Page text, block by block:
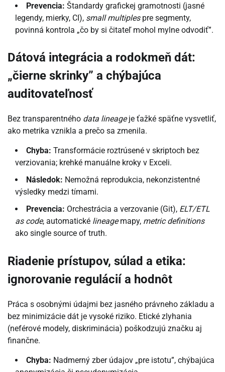
Prevencia: Štandardy grafickej gramotnosti (jasné
legendy, mierky, CI), small multiplespre segmenty,
povinná kontrola „čo by si čitateľ mohol mylne odvodiť”.
Dátová integrácia a rodokmeň dát:
„čierne skrinky” a chýbajúca
auditovateľnosť
Bez transparentného data lineageje ťažké späťne vysvetliť,
ako metrika vznikla a prečo sa zmenila.
Chyba: Transformácie roztrúsené v skriptoch bez
verziovania; krehké manuálne kroky v Exceli.
Následok: Nemožná reprodukcia, nekonzistentné
výsledky medzi tímami.
Prevencia: Orchestrácia a verzovanie (Git), ELT/ETL
as code, automatické lineagemapy, metric definitions
ako single source of truth.
Riadenie prístupov, súlad a etika:
ignorovanie regulácií a hodnôt
Práca s osobnými údajmi bez jasného právneho základu a
bez minimizácie dát je vysoké riziko. Etické zlyhania
(neférové modely, diskriminácia) poškodzujú značku aj
finančne.
Chyba: Nadmerný zber údajov „pre istotu”, chýbajúca